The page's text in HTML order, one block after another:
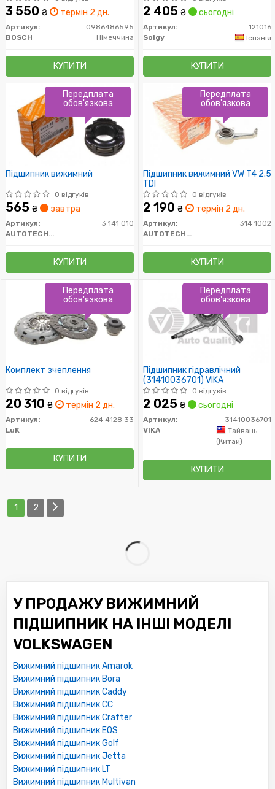
3 550 ₴ термін 2 дн.
Артикул:
0986486595
BOSCH
Німеччина
КУПИТИ
2 405 ₴ сьогодні
Артикул:
121016
Solgy
Іспанія
КУПИТИ
Підшипник вижимний
0 відгуків
565 ₴ завтра
Артикул:
3 141 010
AUTOTECHTEILE
КУПИТИ
Передплата
обов'язкова
Підшипник вижимний VW T4 2.5
TDI
0 відгуків
2 190 ₴ термін 2 дн.
Артикул:
314 1002
AUTOTECHTEILE
КУПИТИ
Передплата
обов'язкова
Комплект зчеплення
0 відгуків
20 310 ₴ термін 2 дн.
Артикул:
624 4128 33
LuK
КУПИТИ
Передплата
обов'язкова
Підшипник гідравлічний
(31410036701) VIKA
0 відгуків
2 025 ₴ сьогодні
Артикул:
31410036701
VIKA
Тайвань
(Китай)
КУПИТИ
Передплата
обов'язкова
1 2
У ПРОДАЖУ ВИЖИМНИЙ
ПІДШИПНИК НА ІНШІ МОДЕЛІ
VOLKSWAGEN
Вижимний підшипник Amarok
Вижимний підшипник Bora
Вижимний підшипник Caddy
Вижимний підшипник CC
Вижимний підшипник Crafter
Вижимний підшипник EOS
Вижимний підшипник Golf
Вижимний підшипник Jetta
Вижимний підшипник LT
Вижимний підшипник Multivan